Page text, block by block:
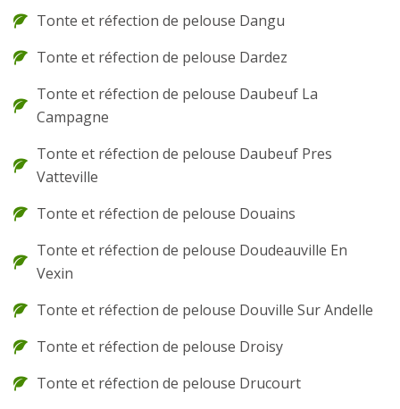
Tonte et réfection de pelouse Dangu
Tonte et réfection de pelouse Dardez
Tonte et réfection de pelouse Daubeuf La
Campagne
Tonte et réfection de pelouse Daubeuf Pres
Vatteville
Tonte et réfection de pelouse Douains
Tonte et réfection de pelouse Doudeauville En
Vexin
Tonte et réfection de pelouse Douville Sur Andelle
Tonte et réfection de pelouse Droisy
Tonte et réfection de pelouse Drucourt